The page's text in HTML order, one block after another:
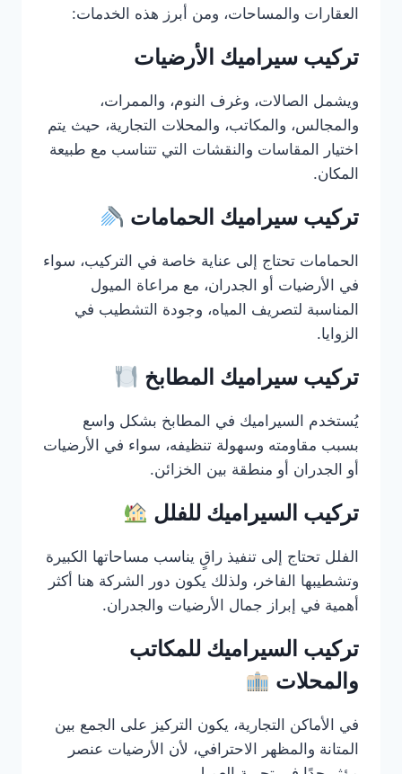
العقارات والمساحات، ومن أبرز هذه الخدمات:
تركيب سيراميك الأرضيات
ويشمل الصالات، وغرف النوم، والممرات،
والمجالس، والمكاتب، والمحلات التجارية، حيث يتم
اختيار المقاسات والنقشات التي تتناسب مع طبيعة
المكان.
تركيب سيراميك الحمامات
الحمامات تحتاج إلى عناية خاصة في التركيب، سواء
في الأرضيات أو الجدران، مع مراعاة الميول
المناسبة لتصريف المياه، وجودة التشطيب في
الزوايا.
تركيب سيراميك المطابخ
يُستخدم السيراميك في المطابخ بشكل واسع
بسبب مقاومته وسهولة تنظيفه، سواء في الأرضيات
أو الجدران أو منطقة بين الخزائن.
تركيب السيراميك للفلل
الفلل تحتاج إلى تنفيذ راقٍ يناسب مساحاتها الكبيرة
وتشطيبها الفاخر، ولذلك يكون دور الشركة هنا أكثر
أهمية في إبراز جمال الأرضيات والجدران.
تركيب السيراميك للمكاتب
والمحلات
في الأماكن التجارية، يكون التركيز على الجمع بين
المتانة والمظهر الاحترافي، لأن الأرضيات عنصر